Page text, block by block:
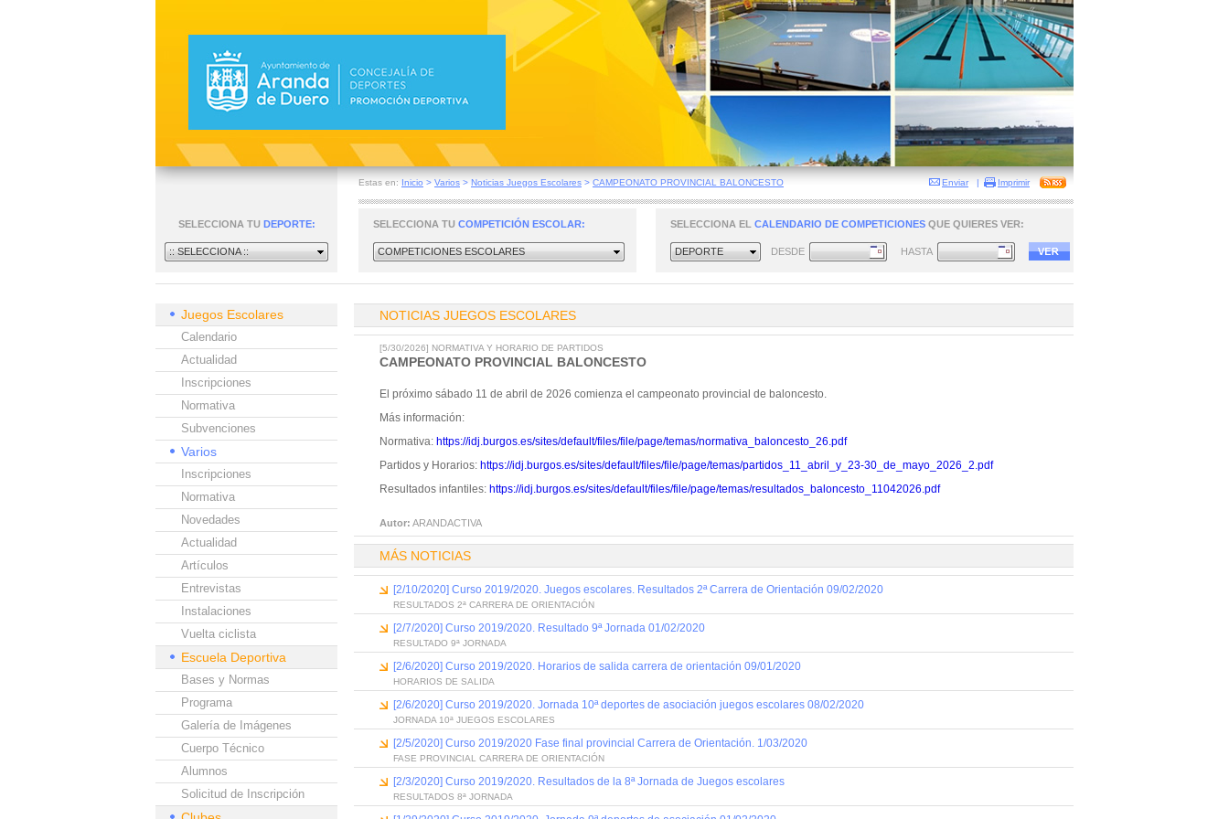
Estas en: Inicio > Varios > Noticias Juegos Escolares > CAMPEONATO PROVINCIAL BALONCESTO Enviar | Imprimir
SELECCIONA TU DEPORTE:
:: SELECCIONA ::
SELECCIONA TU COMPETICIÓN ESCOLAR:
COMPETICIONES ESCOLARES
SELECCIONA EL CALENDARIO DE COMPETICIONES QUE QUIERES VER:
DEPORTE DESDE HASTA
Juegos Escolares
Calendario
Actualidad
Inscripciones
Normativa
Subvenciones
Varios
Inscripciones
Normativa
Novedades
Actualidad
Artículos
Entrevistas
Instalaciones
Vuelta ciclista
Escuela Deportiva
Bases y Normas
Programa
Galería de Imágenes
Cuerpo Técnico
Alumnos
Solicitud de Inscripción
NOTICIAS JUEGOS ESCOLARES
[5/30/2026] NORMATIVA Y HORARIO DE PARTIDOS
CAMPEONATO PROVINCIAL BALONCESTO
El próximo sábado 11 de abril de 2026 comienza el campeonato provincial de baloncesto.
Más información:
Normativa: https://idj.burgos.es/sites/default/files/file/page/temas/normativa_baloncesto_26.pdf
Partidos y Horarios: https://idj.burgos.es/sites/default/files/file/page/temas/partidos_11_abril_y_23-30_de_mayo_2026_2.pdf
Resultados infantiles: https://idj.burgos.es/sites/default/files/file/page/temas/resultados_baloncesto_11042026.pdf
Autor: ARANDACTIVA
MÁS NOTICIAS
[2/10/2020] Curso 2019/2020. Juegos escolares. Resultados 2ª Carrera de Orientación 09/02/2020
RESULTADOS 2ª CARRERA DE ORIENTACIÓN
[2/7/2020] Curso 2019/2020. Resultado 9ª Jornada 01/02/2020
RESULTADO 9ª JORNADA
[2/6/2020] Curso 2019/2020. Horarios de salida carrera de orientación 09/01/2020
HORARIOS DE SALIDA
[2/6/2020] Curso 2019/2020. Jornada 10ª deportes de asociación juegos escolares 08/02/2020
JORNADA 10ª JUEGOS ESCOLARES
[2/5/2020] Curso 2019/2020 Fase final provincial Carrera de Orientación. 1/03/2020
FASE PROVINCIAL CARRERA DE ORIENTACIÓN
[2/3/2020] Curso 2019/2020. Resultados de la 8ª Jornada de Juegos escolares
RESULTADOS 8ª JORNADA